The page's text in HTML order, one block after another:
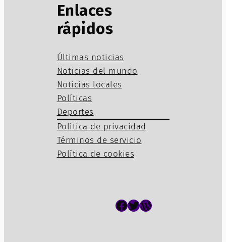
Enlaces
rápidos
Últimas noticias
Noticias del mundo
Noticias locales
Políticas
Deportes
Política de privacidad
Términos de servicio
Política de cookies
Facebook Twitter WordPress